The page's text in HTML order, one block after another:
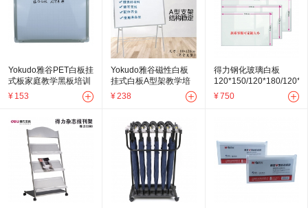
Yokudo雅谷PET白板挂
式板家庭教学黑板培训
会议白板儿童涂鸦写字
板70*100cm隐格书写
¥ 153
Yokudo雅谷磁性白板
挂式白板A型架教学培
训黑板隐形暗格
¥238
得力钢化玻璃白板
120*150/120*180/
悬挂式玻璃白板抗划磁
¥750